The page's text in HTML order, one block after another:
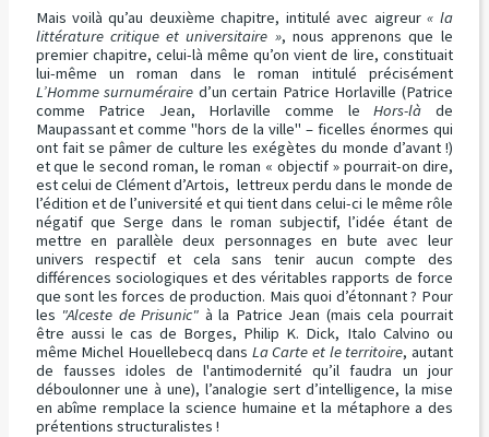
Mais voilà qu’au deuxième chapitre, intitulé avec aigreur« la
littérature critique et universitaire », nous apprenons que le
premier chapitre, celui-là même qu’on vient de lire, constituait
lui-même un roman dans le roman intitulé précisément
L’Homme surnuméraire d’un certain Patrice Horlaville (Patrice
comme Patrice Jean, Horlaville comme leHors-là de
Maupassant et comme "hors de la ville" – ficelles énormes qui
ont fait se pâmer de culture les exégètes du monde d’avant !)
et que le second roman, le roman « objectif » pourrait-on dire,
est celui de Clément d’Artois, lettreux perdu dans le monde de
l’édition et de l’université et qui tient dans celui-ci le même rôle
négatif que Serge dans le roman subjectif, l’idée étant de
mettre en parallèle deux personnages en bute avec leur
univers respectif et cela sans tenir aucun compte des
différences sociologiques et des véritables rapports de force
que sont les forces de production. Mais quoi d’étonnant ? Pour
les "Alceste de Prisunic" à la Patrice Jean (mais cela pourrait
être aussi le cas de Borges, Philip K. Dick, Italo Calvino ou
même Michel Houellebecq dans La Carte et le territoire, autant
de fausses idoles de l'antimodernité qu’il faudra un jour
déboulonner une à une), l’analogie sert d’intelligence, la mise
en abîme remplace la science humaine et la métaphore a des
prétentions structuralistes !